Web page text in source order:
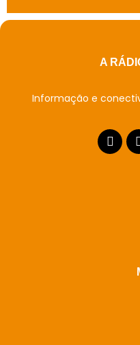
A
Informação e